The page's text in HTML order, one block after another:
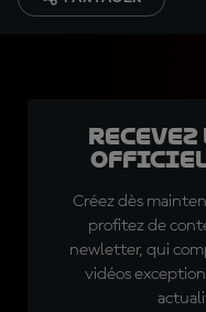
Créez dès
profitez de
newletter, qui
vidéos